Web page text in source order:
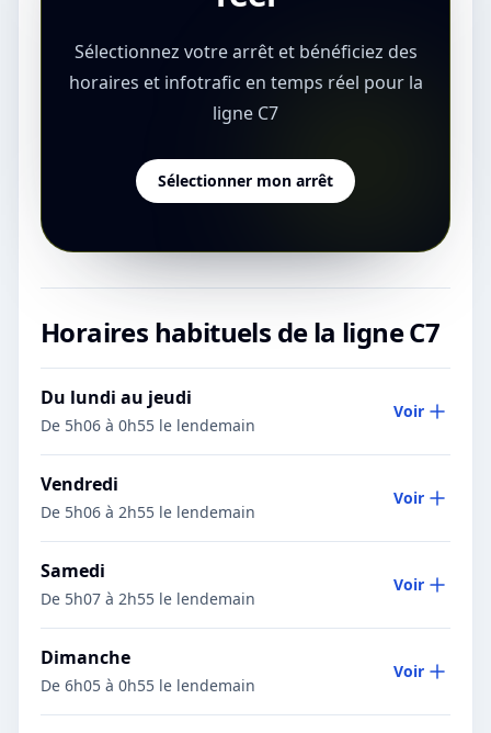
Sélectionnez votre arrêt et bénéficiez des
horaires et infotrafic en temps réel pour la
ligne C7
Sélectionner mon arrêt
Horaires habituels de la ligneC7
Du lundi au jeudi
De 5h06 à 0h55 le lendemain
Voir
Vendredi
De 5h06 à 2h55 le lendemain
Voir
Samedi
De 5h07 à 2h55 le lendemain
Voir
Dimanche
De 6h05 à 0h55 le lendemain
Voir